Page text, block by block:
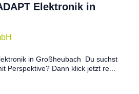
Elektronik in
in Großheubach Du suchst
Perspektive? Dann klick jetzt re...